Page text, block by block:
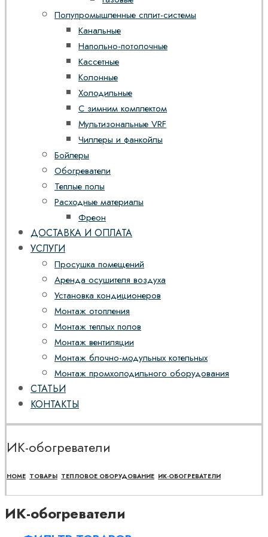
Полупромышленные сплит-системы
Канальные
Напольно-потолочные
Кассетные
Колонные
Холодильные
С зимним комплектом
Мультизональные VRF
Чиллеры и фанкойлы
Бойлеры
Обогреватели
Теплые полы
Расходные материалы
Фреон
ДОСТАВКА И ОПЛАТА
УСЛУГИ
Просушка помещений
Аренда осушителя воздуха
Установка кондиционеров
Монтаж отопления
Монтаж теплых полов
Монтаж вентиляции
Монтаж блочно-модульных котельных
Монтаж промхолодильного оборудования
СТАТЬИ
КОНТАКТЫ
ИК-обогреватели
HOME ТОВАРЫ ТЕПЛОВОЕ ОБОРУДОВАНИЕ ИК-ОБОГРЕВАТЕЛИ
ИК-обогреватели